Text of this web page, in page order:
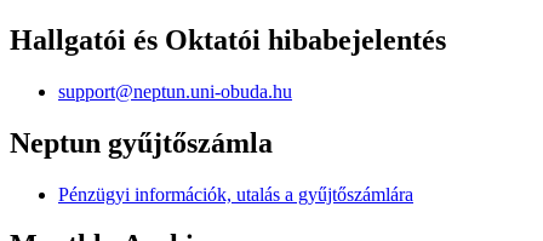
Hallgatói és Oktatói hibabejelentés
support@neptun.uni-obuda.hu
Neptun gyűjtőszámla
Pénzügyi információk, utalás a gyűjtőszámlára